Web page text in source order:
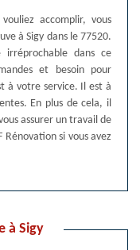
accomplir, vous
à Sigy dans le 77520.
irréprochable dans ce
et besoin pour
à votre service. Il est à
En plus de cela, il
assurer un travail de
si vous avez
à Sigy